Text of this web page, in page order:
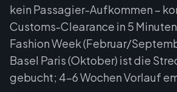
kein Passagier-Aufkommen –
Customs-Clearance in 5
Fashion Week (Februar/
Basel Paris (Oktober) ist die
gebucht; 4–6 Wochen Vorlauf